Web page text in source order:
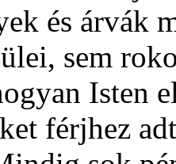
és árvák
sem
Isten
férjhez